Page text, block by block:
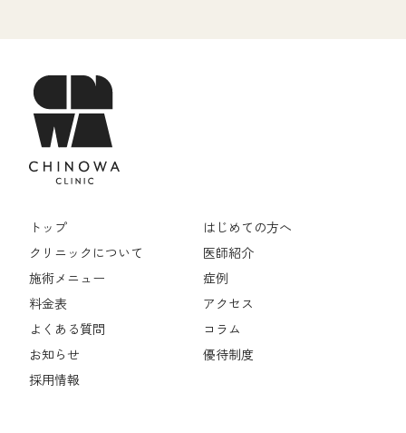
トップ
はじめての方へ
クリニックについて
医師紹介
施術メニュー
症例
料金表
アクセス
よくある質問
コラム
お知らせ
優待制度
採用情報